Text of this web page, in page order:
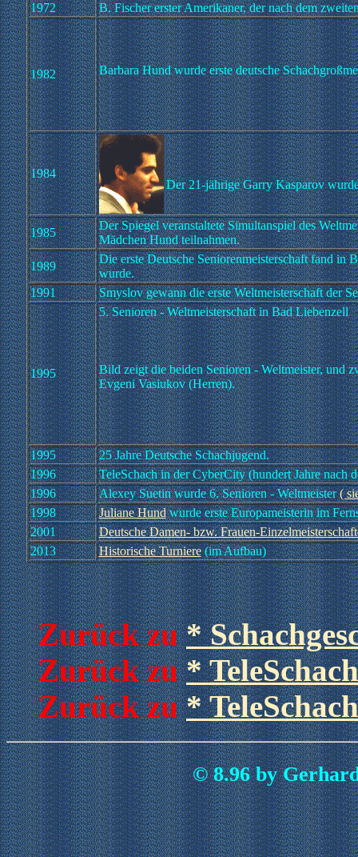
1972
B. Fischer erster Amerikaner, der nach dem
1982 Barbara Hund wurde erste deutsche
1984
Der 21-jährige Garry Kasparov
1985
Der Spiegel veranstaltete Simultanspiel des
Mädchen Hund teilnahmen.
1989
Die erste Deutsche Seniorenmeisterschaft fand in
wurde.
1991
Smyslov gewann die erste Weltmeisterschaft der
1995
5. Senioren - Weltmeisterschaft in Bad Liebenzell
Bild zeigt die beiden Senioren - Weltmeister, und
Evgeni Vasiukov (Herren).
1995
25 Jahre Deutsche Schachjugend.
1996
TeleSchach in der CyberCity (hundert Jahre nach
1996
Alexey Suetin wurde 6. Senioren - Weltmeister(
1998
Juliane Hundwurde erste Europameisterin im
2001
Deutsche Damen- bzw. Frauen-
2013
Historische Turniere(im Aufbau)
Zurück zu*
Zurück zu*
Zurück zu*
© 8.96 by